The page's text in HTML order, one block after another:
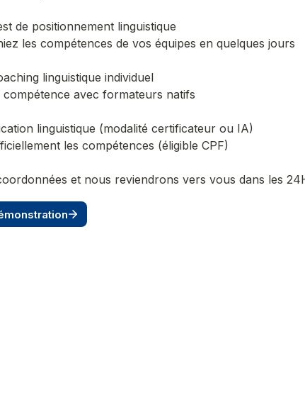
de positionnement linguistique
linguistique individuel
linguistique (modalité certificateur ou IA)
et nous reviendrons vers vous dans les